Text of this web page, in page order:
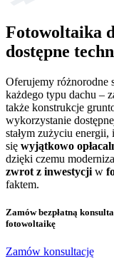
Fotowoltaika
dostępne
Oferujemy różnorodne
każdego typu dachu –
także konstrukcje
wykorzystanie
stałym zużyciu
się wyjątkowo
dzięki czemu
zwrot z inwestycji w
faktem.
Zamów bezpłatną
fotowoltaikę
Zamów konsultację